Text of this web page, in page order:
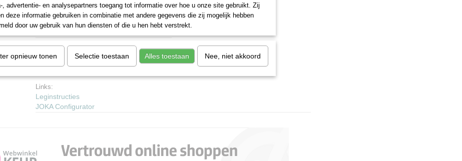
Legmethode Zwevend
Garantie 30 Jahre
Warmtedoorlaatweerstand
0,067
m²(K/W)
Links:
Leginstructies
JOKA Configurator
, advertentie- en analysepartners toegang tot informatie over hoe u onze site gebruikt. Zij
deze informatie gebruiken in combinatie met andere gegevens die zij mogelijk hebben
door uw gebruik van hun diensten of die u hen hebt verstrekt.
opnieuw tonen Selectie toestaan Alles toestaan Nee, niet akkoord